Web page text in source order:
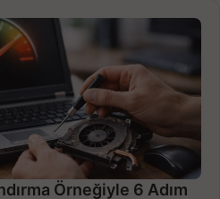
Örneğiyle 6 Adım